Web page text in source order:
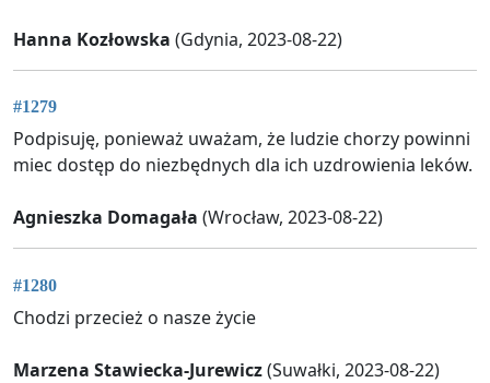
Hanna Kozłowska (Gdynia, 2023-08-22)
#1279
Podpisuję, ponieważ uważam, że ludzie chorzy powinni
miec dostęp do niezbędnych dla ich uzdrowienia leków.
Agnieszka Domagała (Wrocław, 2023-08-22)
#1280
Chodzi przecież o nasze życie
Marzena Stawiecka-Jurewicz(Suwałki, 2023-08-22)